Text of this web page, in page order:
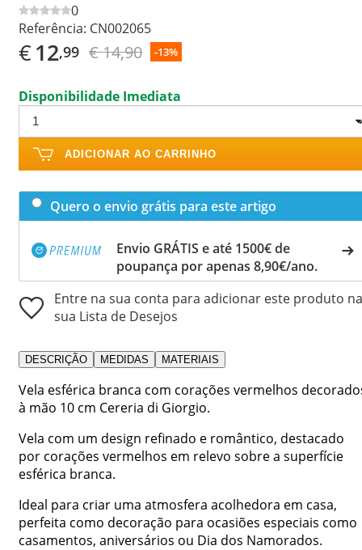
0
Referência: CN002065
€12,99 € 14,90 -13%
Disponibilidade Imediata
ADICIONAR AO CARRINHO
Quero o envio grátis para este artigo
Envio GRÁTIS e até 1500€ de
poupança por apenas 8,90€/ano.
Entre na sua conta para adicionar este produto na
sua Lista de Desejos
DESCRIÇÃO MEDIDAS MATERIAIS
Vela esférica branca com corações vermelhos
à mão 10 cm Cereria di Giorgio.
Vela com um design refinado e romântico, destacado
por corações vermelhos em relevo sobre a superfície
esférica branca.
Ideal para criar uma atmosfera acolhedora em casa,
perfeita como decoração para ocasiões especiais como
casamentos, aniversários ou Dia dos Namorados.